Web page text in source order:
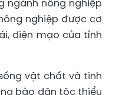
ngành nông nghiệp
nghiệp được cơ
diện mạo của tỉnh
vật chất và tinh
bào dân tộc thiểu